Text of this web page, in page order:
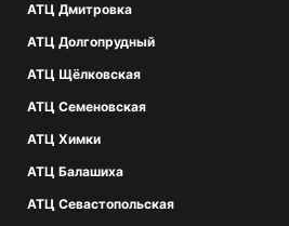
АТЦ Дмитровка
АТЦ Долгопрудный
АТЦ Щёлковская
АТЦ Семеновская
АТЦ Химки
АТЦ Балашиха
АТЦ Севастопольская